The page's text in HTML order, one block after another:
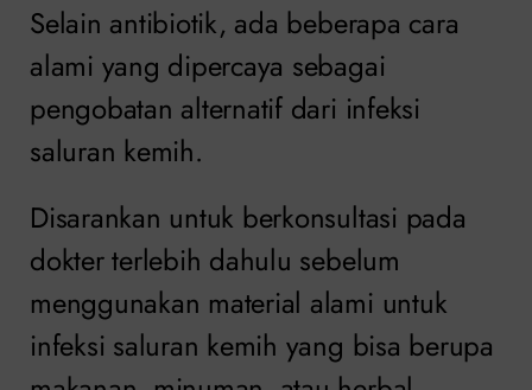
Selain antibiotik, ada beberapa cara
alami yang dipercaya sebagai
pengobatan alternatif dari infeksi
saluran kemih.
Disarankan untuk berkonsultasi pada
dokter terlebih dahulu sebelum
menggunakan material alami untuk
infeksi saluran kemih yang bisa berupa